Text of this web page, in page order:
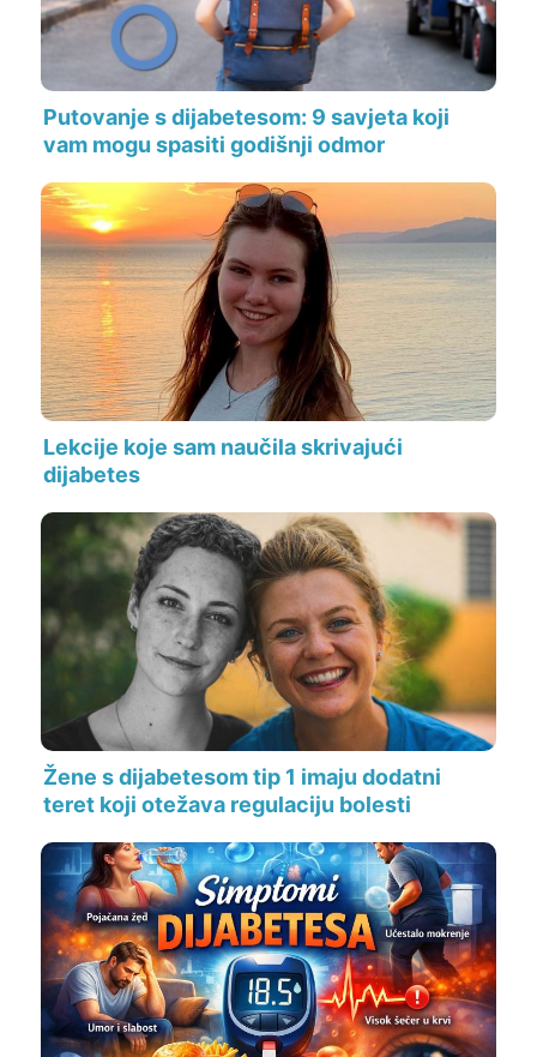
Putovanje s dijabetesom: 9 savjeta koji
vam mogu spasiti godišnji odmor
Lekcije koje sam naučila skrivajući
dijabetes
Žene s dijabetesom tip 1 imaju dodatni
teret koji otežava regulaciju bolesti